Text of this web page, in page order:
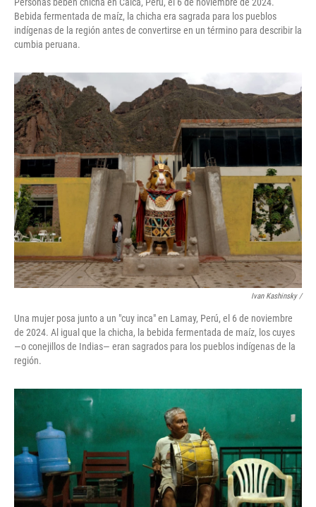
Bebida fermentada de maíz, la chicha era sagrada para los pueblos
indígenas de la región antes de convertirse en un término para describir la
cumbia peruana.
Ivan Kashinsky/
Una mujer posa junto a un "cuy inca" en Lamay, Perú, el 6 de noviembre
de 2024. Al igual que la chicha, la bebida fermentada de maíz, los cuyes
—o conejillos de Indias— eran sagrados para los pueblos indígenas de la
región.